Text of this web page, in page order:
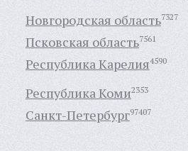
Новгородская область7327
Псковская область7561
Республика Карелия4590
Республика Коми2353
Санкт-Петербург97407